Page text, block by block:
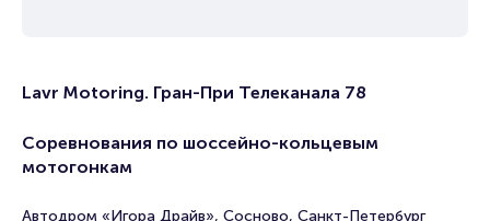
Lavr Motoring. Гран-При Телеканала 78
Соревнования по шоссейно-кольцевым
мотогонкам
Автодром «Игора Драйв», Сосново, Санкт-Петербург